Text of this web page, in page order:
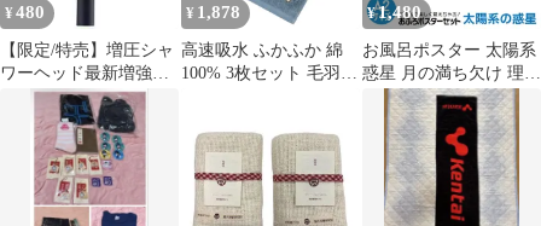
¥ 480
【限定/特売】増圧シャ
ワーヘッド最新増強版
のシャワーヘッド7 節
水 ブラック 黒
¥ 1,878
高速吸水 ふかふか 綿
100% 3枚セット 毛羽落
オル Japan #023
Technology タオル研究
¥1,480
お風呂ポスター 太陽系
惑星 月の満ち欠け 理科
学習 天体学習 知育教材
小学生 家庭学習